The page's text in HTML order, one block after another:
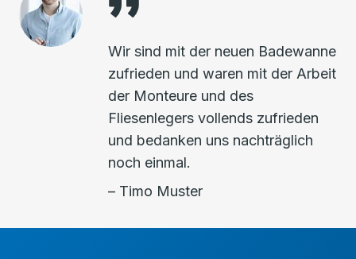
Wir sind mit der neuen Badewanne
zufrieden und waren mit der Arbeit
der Monteure und des
Fliesenlegers vollends zufrieden
und bedanken uns nachträglich
noch einmal.
– Timo Muster